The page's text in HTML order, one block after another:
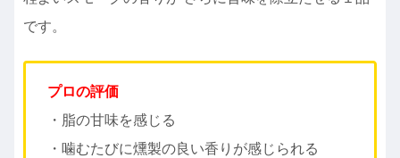
です。
プロの評価
・脂の甘味を感じる
・噛むたびに燻製の良い香りが感じられる